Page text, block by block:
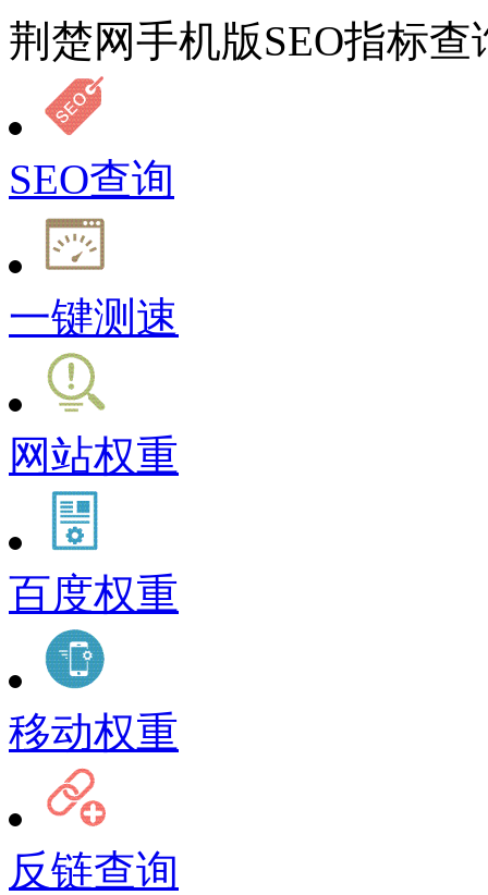
荆楚网手机版SEO指标查
SEO查询
一键测速
网站权重
百度权重
移动权重
反链查询